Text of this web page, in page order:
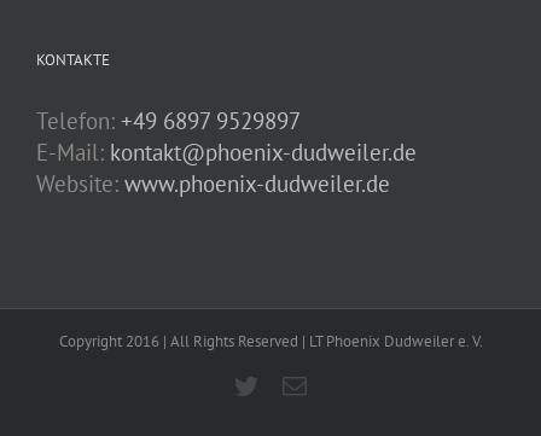
KONTAKTE
Telefon: +49 6897 9529897
E-Mail: kontakt@phoenix-dudweiler.de
Website: www.phoenix-dudweiler.de
Copyright 2016 | All Rights Reserved | LT Phoenix Dudweiler e. V.
Twitter
E-